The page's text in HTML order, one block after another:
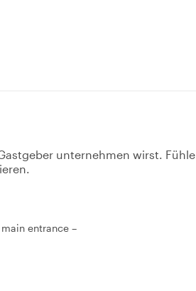
unternehmen wirst. Fühle
entrance –